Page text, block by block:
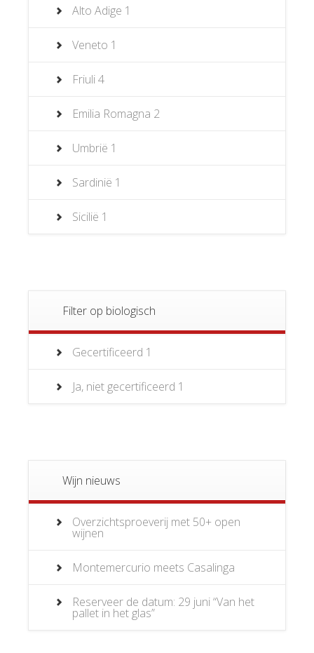
Alto Adige 1
Veneto 1
Friuli4
Emilia Romagna 2
Umbrië 1
Sardinië 1
Sicilië 1
Filter op biologisch
Gecertificeerd 1
Ja, niet gecertificeerd 1
Wijn nieuws
Overzichtsproeverij met 50+ open
wijnen
Montemercurio meets Casalinga
Reserveer de datum: 29 juni “Van het
pallet in het glas”